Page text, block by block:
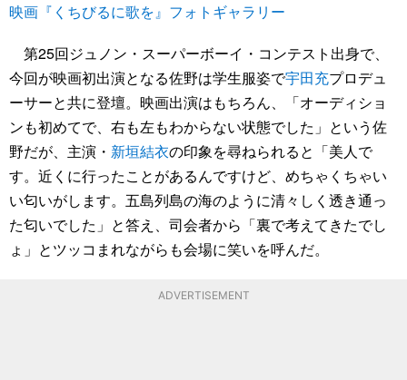
映画『くちびるに歌を』フォトギャラリー
第25回ジュノン・スーパーボーイ・コンテスト出身で、
今回が映画初出演となる佐野は学生服姿で宇田充プロデュ
ーサーと共に登壇。映画出演はもちろん、「オーディショ
ンも初めてで、右も左もわからない状態でした」という佐
野だが、主演・ 新垣結衣の印象を尋ねられると「美人で
す。近くに行ったことがあるんですけど、めちゃくちゃい
い匂いがします。五島列島の海のように清々しく透き通っ
た匂いでした」と答え、司会者から「裏で考えてきたでし
ょ」とツッコまれながらも会場に笑いを呼んだ。
ADVERTISEMENT